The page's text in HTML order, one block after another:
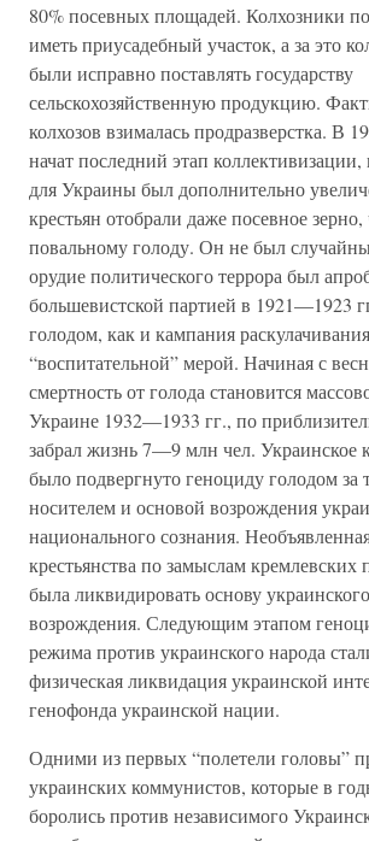
80% посевных площадей. Колхозники
иметь приусадебный участок, а за это
были исправно поставлять государству
сельскохозяйственную продукцию.
колхозов взималась продразверстка. В
начат последний этап коллективизации,
для Украины был дополнительно
крестьян отобрали даже посевное
повальному голоду. Он не был
орудие политического террора был
большевистской партией в 1921—1923
голодом, как и кампания
“воспитательной” мерой. Начиная с
смертность от голода становится
Украине 1932—1933 гг., по
забрал жизнь 7—9 млн чел. Украинское
было подвергнуто геноциду голодом за
носителем и основой возрождения
национального сознания.
крестьянства по замыслам кремлевских
была ликвидировать основу
возрождения. Следующим этапом
режима против украинского народа
физическая ликвидация украинской
генофонда украинской нации.
Одними из первых “полетели головы”
украинских коммунистов, которые в
боролись против независимого